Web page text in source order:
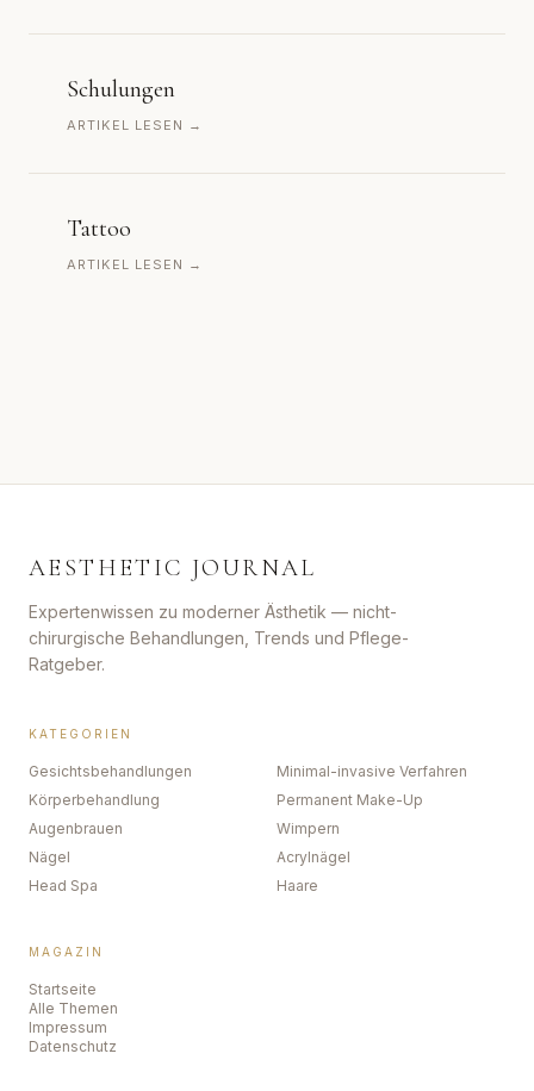
Schulungen
ARTIKEL LESEN →
Tattoo
ARTIKEL LESEN →
AESTHETIC JOURNAL
Expertenwissen zu moderner Ästhetik — nicht-
chirurgische Behandlungen, Trends und Pflege-
Ratgeber.
KATEGORIEN
Gesichtsbehandlungen
Minimal-invasive Verfahren
Körperbehandlung
Permanent Make-Up
Augenbrauen
Wimpern
Nägel
Acrylnägel
Head Spa
Haare
MAGAZIN
Startseite
Alle Themen
Impressum
Datenschutz